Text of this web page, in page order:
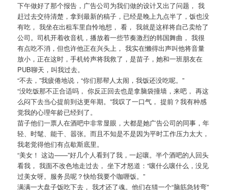
下午做好了那个报告，广告公司为我们做的设计又出了问题， 我
赶过去交待清楚，拿到最新的稿子，已经是晚上九点半了，饭也没
有吃， 我坐在出租车里自怜地想， 看， 我就是这样将自己卖给了
公司。司机开着收音机，播放着一些节奏激烈的韩国舞曲， 我很
有点吃不消，但也许他正在兴头上， 我实在懒得出声叫他将音量
放小，正在这时，手机铃声将我救了，是苗子，她和一班朋友在
PUB聊天，叫我过去。
“不去，”我疲倦地说，“你们那帮人太闹，我饭还没吃呢。”
“没吃饭那不正合适吗， 你反正回去也是拿脑袋撞墙，来吧， 再这
么闷下去当心提前到达更年期。”我叹了一口气， 提前？我有种感
觉我的心理年龄已经到了。
苗子他们一票人在酒吧中非常显眼，大都是她广告公司的同事，年
轻、时髦、能干、嚣张。而且不知是不是因为平时工作压力太大，
我老觉得他们有点歇斯底里。
“美女！ 这边——”好几个人看到了我，一起嚷。半个酒吧的人回头
看我， 我面不改色地走过去， 坐下才怒道：“嚷什么嚷什么，没见
过美女呀。服务员呢？快给我要个咖喱饭。”
满满一大盘子饭吃下去， 我才还了魂。他们在猜一个“脑筋急转弯”